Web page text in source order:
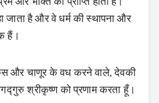
है और वे धर्म की स्थापना और
हैं।
और चाणूर के वध करने वाले, देवकी
श्रीकृष्ण को प्रणाम करता हूँ।